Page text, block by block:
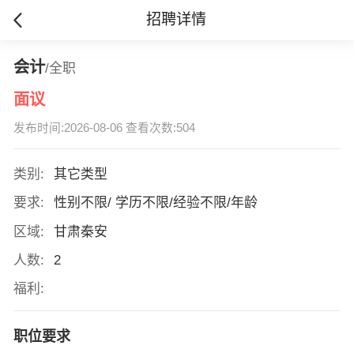
招聘详情
会计/全职
面议
发布时间:2026-08-06 查看次数:504
类别:
其它类型
要求:
性别不限/ 学历不限/经验不限/年龄
区域:
甘肃秦安
人数:
2
福利:
职位要求